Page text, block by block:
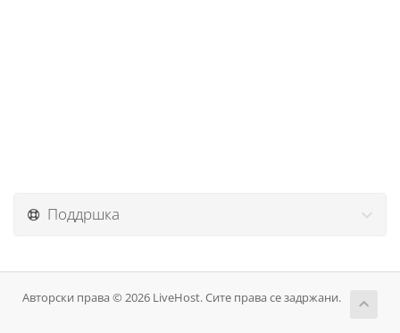
Поддршка
Авторски права © 2026 LiveHost. Сите права се задржани.